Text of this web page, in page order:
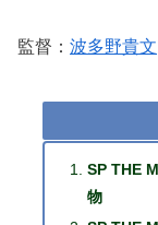
監督： 波多野貴文
SP THE
物